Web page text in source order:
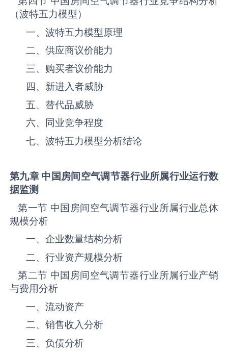
（波特五力模型）
一、波特五力模型原理
二、供应商议价能力
三、购买者议价能力
四、新进入者威胁
五、替代品威胁
六、同业竞争程度
七、波特五力模型分析结论
第九章 中国房间空气调节器行业所属行业运行数
据监测
第一节 中国‌房间空气调节器‌‌‌‌行业所属行业总体
规模分析
一、企业数量结构分析
二、行业资产规模分析
第二节 中国‌房间空气调节器‌‌‌‌行业所属行业产销
与费用分析
一、流动资产
二、销售收入分析
三、负债分析